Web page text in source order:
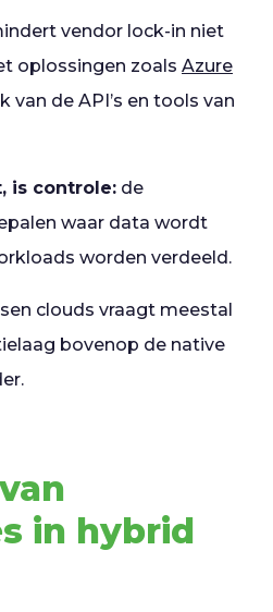
vendor lock-in niet
oplossingen zoals Azure
van de API’s en tools van
is controle: de
waar data wordt
worden verdeeld.
clouds vraagt meestal
bovenop de native
in hybrid